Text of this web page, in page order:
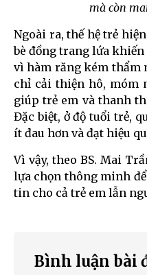
mà còn
Ngoài ra, thế hệ trẻ
bè đồng trang lứa
vì hàm răng kém thẩm
chỉ cải thiện hô, móm
giúp trẻ em và thanh
Đặc biệt, ở độ tuổi trẻ,
ít đau hơn và đạt hiệu
Vì vậy, theo BS. Mai
lựa chọn thông minh
tin cho cả trẻ em lẫn
Bình luận bài